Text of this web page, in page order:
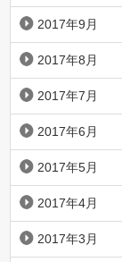
2017年9月
2017年8月
2017年7月
2017年6月
2017年5月
2017年4月
2017年3月